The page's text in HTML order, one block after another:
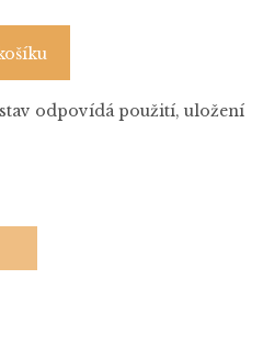
odpovídá použití, uložení